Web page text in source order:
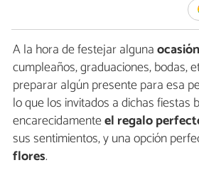
A la hora de festejar alguna
cumpleaños, graduaciones, bodas,
preparar algún presente para esa
lo que los invitados a dichas fiestas
encarecidamenteel regalo
sus sentimientos, y una opción
flores.